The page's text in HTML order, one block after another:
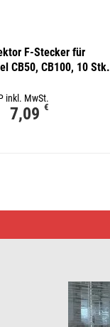
F-Stecker für
CB50, CB100, 10 Stk.
inkl. MwSt.
7,09 €